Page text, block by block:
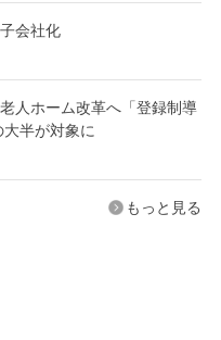
会社化
人ホーム改革へ「登録制導
半が対象に
もっと見る